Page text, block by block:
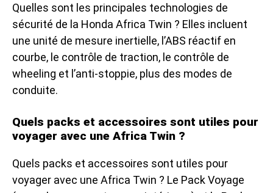
Quelles sont les principales technologies de
sécurité de la Honda Africa Twin ? Elles incluent
une unité de mesure inertielle, l’ABS réactif en
courbe, le contrôle de traction, le contrôle de
wheeling et l’anti-stoppie, plus des modes de
conduite.
Quels packs et accessoires sont utiles pour
voyager avec une Africa Twin ?
Quels packs et accessoires sont utiles pour
voyager avec une Africa Twin ? Le Pack Voyage